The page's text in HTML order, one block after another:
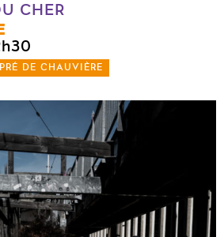
CHER
DE CHAUVIÈRE